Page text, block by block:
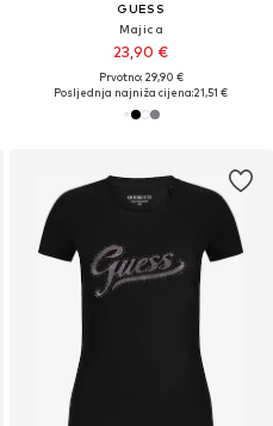
GUESS
Majica
23,90 €
Prvotno: 29,90 €
Posljednja najniža cijena:21,51 €